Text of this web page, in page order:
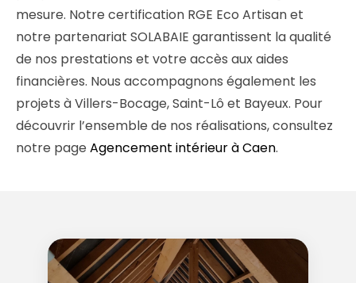
mesure. Notre certification RGE Eco Artisan et
notre partenariat SOLABAIE garantissent la qualité
de nos prestations et votre accès aux aides
financières. Nous accompagnons également les
projets à Villers-Bocage, Saint-Lô et Bayeux. Pour
découvrir l’ensemble de nos réalisations, consultez
notre page Agencement intérieur à Caen.